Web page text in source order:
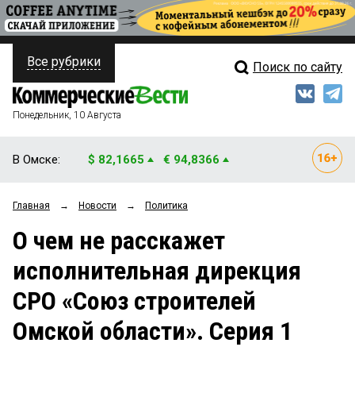
ПОЛИТИКА
ФИНАНСЫ
ОБЩЕСТВО
ЗАКОН
ПРОИСШЕСТВИЯ
Свежий выпуск
Рейтинги
Блоги
Архив
Все рубрики Поиск по сайту
Понедельник, 10 Августа
В Омске: $ 82,1665 € 94,8366
Главная → Новости → Политика
О чем не расскажет
исполнительная дирекция
СРО «Союз строителей
Омской области». Серия 1